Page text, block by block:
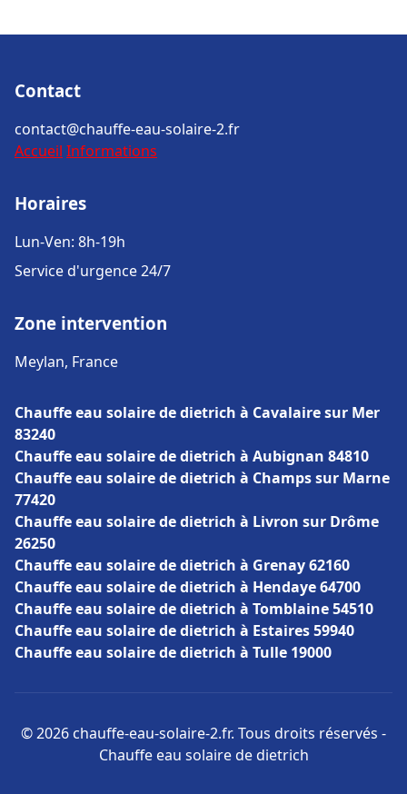
Contact
contact@chauffe-eau-solaire-2.fr
Accueil Informations
Horaires
Lun-Ven: 8h-19h
Service d'urgence 24/7
Zone intervention
Meylan, France
Chauffe eau solaire de dietrich à Cavalaire sur Mer
83240
Chauffe eau solaire de dietrich à Aubignan 84810
Chauffe eau solaire de dietrich à Champs sur Marne
77420
Chauffe eau solaire de dietrich à Livron sur Drôme
26250
Chauffe eau solaire de dietrich à Grenay 62160
Chauffe eau solaire de dietrich à Hendaye 64700
Chauffe eau solaire de dietrich à Tomblaine 54510
Chauffe eau solaire de dietrich à Estaires 59940
Chauffe eau solaire de dietrich à Tulle 19000
© 2026 chauffe-eau-solaire-2.fr. Tous droits réservés -
Chauffe eau solaire de dietrich